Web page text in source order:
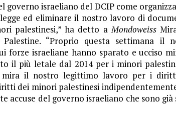
governo israeliano del DCIP come
ed eliminare il nostro lavoro di
palestinesi,” ha detto aMondoweiss
“Proprio questa settimana il
forze israeliane hanno sparato e ucciso
il più letale dal 2014 per i minori
mira il nostro legittimo lavoro per i
dei minori palestinesi
accuse del governo israeliano che sono